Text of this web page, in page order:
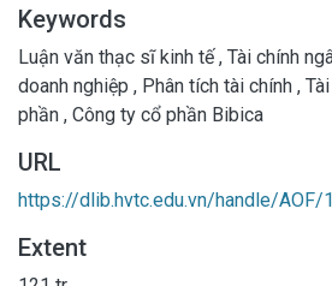
Keywords
Luận văn thạc sĩ kinh tế, Tài chính
doanh nghiệp , Phân tích tài chính ,
phần , Công ty cổ phần Bibica
URL
https://dlib.hvtc.edu.vn/handle/AOF/
Extent